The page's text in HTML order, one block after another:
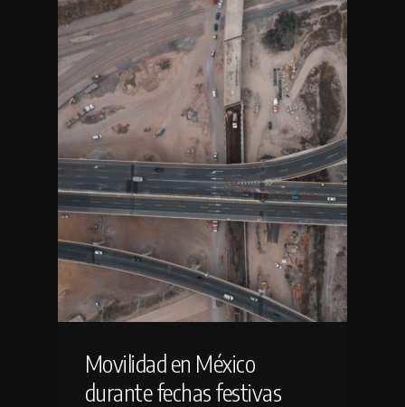
Movilidad en México
durante fechas festivas